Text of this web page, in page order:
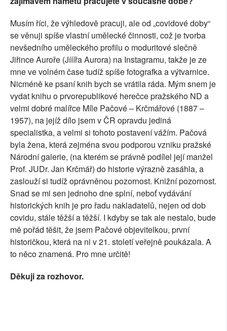
Musím říci, že výhledově pracuji, ale od „covidové doby“
se věnuji spíše vlastní umělecké činnosti, což je tvorba
nevšedního uměleckého profilu o moduritové slečně
Jiřince Auroře (Jííířa Aurora) na Instagramu, takže je ze
mne ve volném čase tudíž spíše fotografka a výtvarnice.
Nicméně ke psaní knih bych se vrátila ráda. Mým snem je
vydat knihu o prvorepublikové herečce pražského ND a
velmi dobré malířce Míle Pačové – Krčmářové (1887 –
1957), na jejíž dílo jsem v ČR opravdu jediná
specialistka, a velmi si tohoto postavení vážím. Pačová
byla žena, která zejména svou podporou vzniku pražské
Národní galerie, (na kterém se právně podílel její manžel
Prof. JUDr. Jan Krčmář) do historie výrazně zasáhla, a
zaslouží si tudíž oprávněnou pozornost. Knižní pozornost.
Snad se mi sen jednoho dne splní, neboť vydávání
historických knih je pro řadu nakladatelů, nejen od dob
covidu, stále těžší a těžší. I kdyby se tak ale nestalo, bude
mě pořád těšit, že jsem Pačové objevitelkou, první
historičkou, která na ni v 21. století veřejně poukázala. A
to něco znamená. Pro mne určitě!
Děkuji za rozhovor.